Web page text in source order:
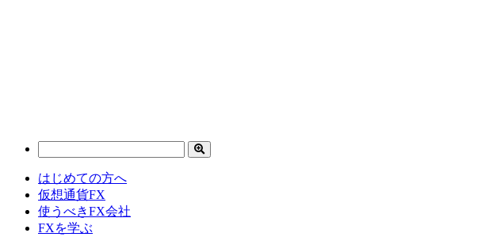
はじめての方へ
仮想通貨FX
使うべきFX会社
FXを学ぶ